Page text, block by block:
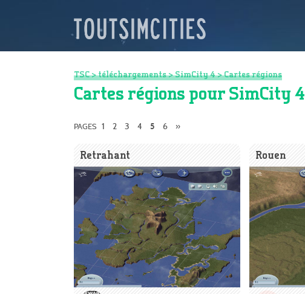
TSC>téléchargements>SimCity 4>Cartes régions
Cartes régions pour SimCity 4
PAGES 1 2 3 4 5 6 »
Retrahant Rouen